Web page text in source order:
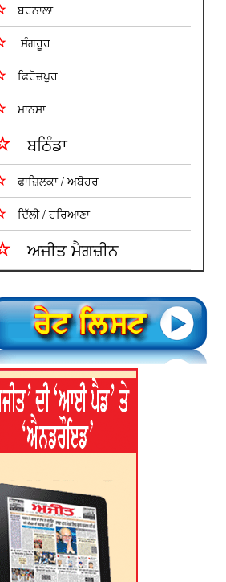
ਬਰਨਾਲਾ
ਸੰਗਰੂਰ
ਫਿਰੋਜ਼ਪੁਰ
ਮਾਨਸਾ
ਬਠਿੰਡਾ
ਫਾਜ਼ਿਲਕਾ / ਅਬੋਹਰ
ਦਿੱਲੀ / ਹਰਿਆਣਾ
ਅਜੀਤ ਮੈਗਜ਼ੀਨ